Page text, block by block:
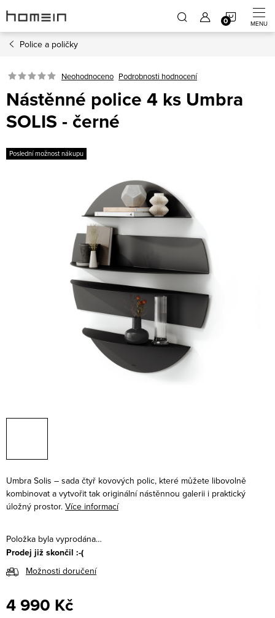
na
obsah
Police a poličky
Neohodnoceno Podrobnosti hodnocení
Nástěnné police 4 ks Umbra
SOLIS - černé
Poslední možnost nákupu
Umbra Solis – sada čtyř kovových polic, které můžete libovolně
kombinovat a vytvořit tak originální nástěnnou galerii i praktický
úložný prostor. Více informací
Položka byla vyprodána…
Prodej již skončil :-(
Možnosti doručení
4 990 Kč